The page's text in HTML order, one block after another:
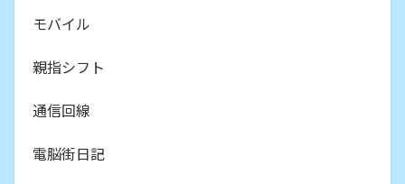
モバイル
親指シフト
通信回線
電脳街日記